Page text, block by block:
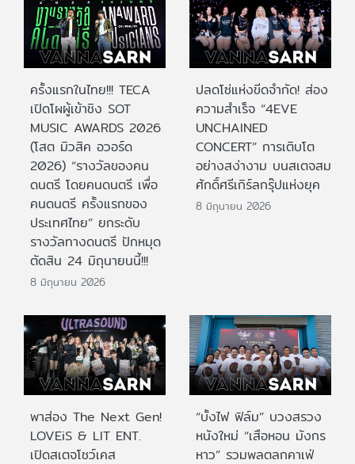
ครั้งแรกในไทย!!! TECA
เปิดโผผู้เข้าชิง SOT
MUSIC AWARDS 2026
(โสต มิวสิค อวอร์ด
2026) “รางวัลของคน
ดนตรี โดยคนดนตรี เพื่อ
คนดนตรี ครั้งแรกของ
ประเทศไทย” ยกระดับ
รางวัลทางดนตรี ปักหมุด
ตัดสิน 24 มิถุนายนนี้!!!
8 มิถุนายน 2026
ปลดโซ่แห่งขีดจำกัด! ส่อง
ความสำเร็จ “4EVE
UNCHAINED
CONCERT” การเติบโต
อย่างสง่างาม บนสเตจสม
ศักดิ์ศรีเกิร์ลกรุ๊ปแห่งยุค
8 มิถุนายน 2026
พาส่อง The Next Gen!
LOVEiS & LIT ENT.
เปิดสเตจโชว์เคส
“บั้งไฟ ฟิล์ม” บวงสรวง
หนังใหม่ “เสือหอน มังกร
หาว” รวมพลตลกคาเฟ่